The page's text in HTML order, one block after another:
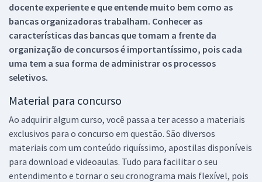
docente experiente e que entende muito bem como as
bancas organizadoras trabalham. Conhecer as
características das bancas que tomam a frente da
organização de concursos é importantíssimo, pois cada
uma tem a sua forma de administrar os processos
seletivos.
Material para concurso
Ao adquirir algum curso, você passa a ter acesso a materiais
exclusivos para o concurso em questão. São diversos
materiais com um conteúdo riquíssimo, apostilas disponíveis
para download e videoaulas. Tudo para facilitar o seu
entendimento e tornar o seu cronograma mais flexível, pois